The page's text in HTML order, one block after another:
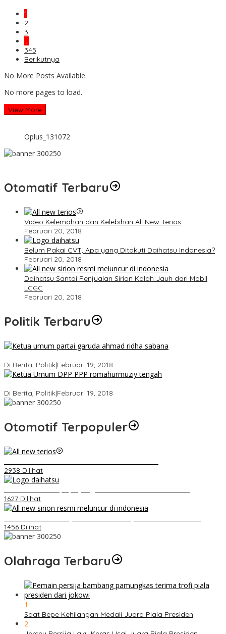
1
2
3
…
345
Berikutnya
No More Posts Available.
No more pages to load.
View More
Oplus_131072
Otomatif Terbaru
Video Kelemahan dan Kelebihan All New Terios
Februari 20, 2018
Belum Pakai CVT, Apa yang Ditakuti Daihatsu Indonesia?
Februari 20, 2018
Daihatsu Santai Penjualan Sirion Kalah Jauh dari Mobil
LCGC
Februari 20, 2018
Politik Terbaru
Di Berita, Politik|Februari 19, 2018
Di Berita, Politik|Februari 19, 2018
Otomotif Terpopuler
2938 Dilihat
1627 Dilihat
1456 Dilihat
Olahraga Terbaru
1
Saat Bepe Kehilangan Medali Juara Piala Presiden
2